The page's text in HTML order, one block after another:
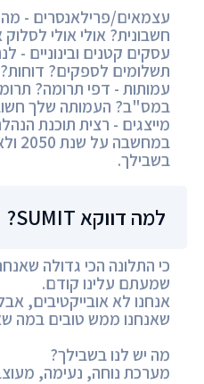
עצמאים/פרילאנסרים -
חשבונית? אולי אולי
עסקים קטנים ובינוניים -
תשלומים לספקים?
עמותות - דפי תרומה?
במס"ב? העמותה שלך
מייצגים - רצית תוכנת
בשבילך.
למה דווקא SUMIT?
כי התלונה הכי גדולה
שמעתם עלינו קודם.
אנחנו לא אובייקטיבים,
שאנחנו ממש טובים במה
מה יש לנו בשבילך?
מערכת נוחה, נעימה,